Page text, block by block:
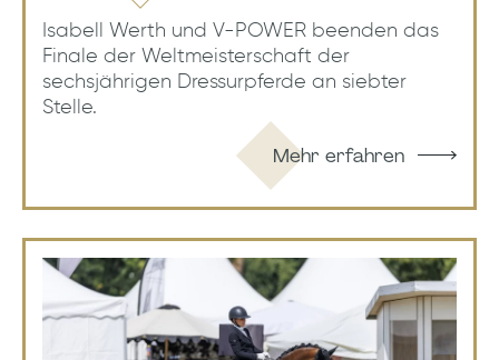
Isabell Werth und V-POWER beenden das
Finale der Weltmeisterschaft der
sechsjährigen Dressurpferde an siebter
Stelle.
Mehr erfahren